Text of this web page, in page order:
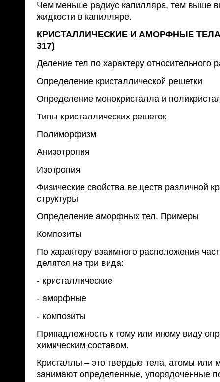
Чем меньше радиус капилляра, тем выше
жидкости в капилляре.
КРИСТАЛЛИЧЕСКИЕ И АМОРФНЫЕ ТЕЛА
317)
Деление тел по характеру относительного
Определение кристаллической решетки
Определение монокристалла и
Типы кристаллических решеток
Полиморфизм
Анизотропия
Изотропия
Физические свойства веществ различной
структуры
Определение аморфных тел. Примеры
Композиты
По характеру взаимного расположения
делятся на три вида:
- кристаллические
- аморфные
- композиты
Принадлежность к тому или иному виду
химическим составом.
Кристаллы – это твердые тела, атомы или
занимают определенные, упорядоченные